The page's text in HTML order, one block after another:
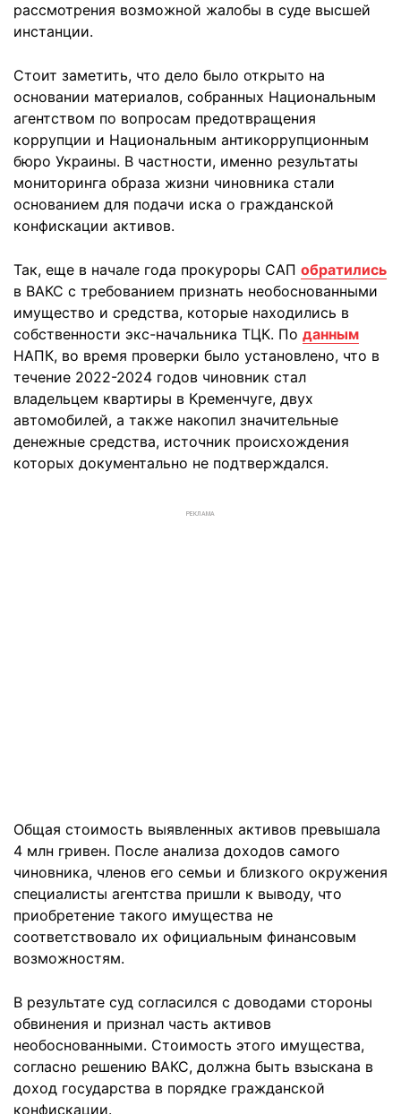
рассмотрения возможной жалобы в суде высшей
инстанции.
Стоит заметить, что дело было открыто на
основании материалов, собранных Национальным
агентством по вопросам предотвращения
коррупции и Национальным антикоррупционным
бюро Украины. В частности, именно результаты
мониторинга образа жизни чиновника стали
основанием для подачи иска о гражданской
конфискации активов.
Так, еще в начале года прокуроры САП обратились
в ВАКС с требованием признать необоснованными
имущество и средства, которые находились в
собственности экс-начальника ТЦК. По данным
НАПК, во время проверки было установлено, что в
течение 2022-2024 годов чиновник стал
владельцем квартиры в Кременчуге, двух
автомобилей, а также накопил значительные
денежные средства, источник происхождения
которых документально не подтверждался.
РЕКЛАМА
Общая стоимость выявленных активов превышала
4 млн гривен. После анализа доходов самого
чиновника, членов его семьи и близкого окружения
специалисты агентства пришли к выводу, что
приобретение такого имущества не
соответствовало их официальным финансовым
возможностям.
В результате суд согласился с доводами стороны
обвинения и признал часть активов
необоснованными. Стоимость этого имущества,
согласно решению ВАКС, должна быть взыскана в
доход государства в порядке гражданской
конфискации.